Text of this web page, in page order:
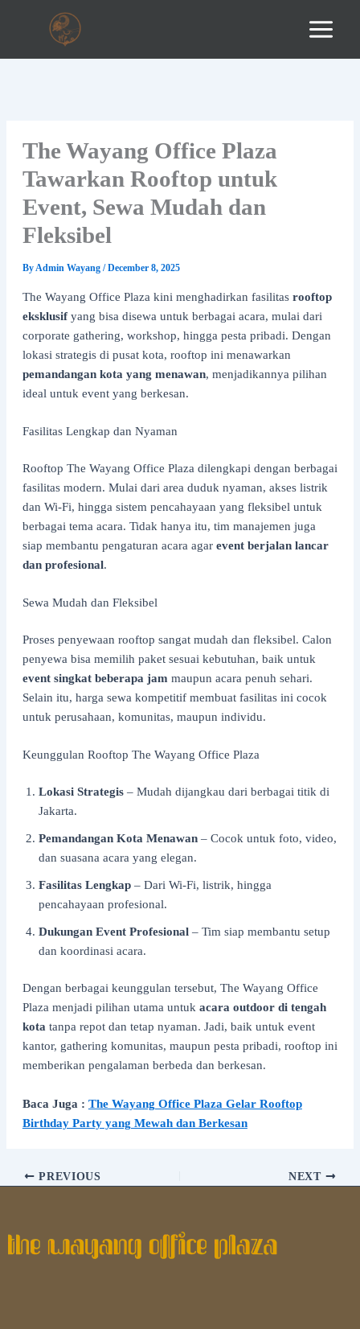
The Wayang Office Plaza
Tawarkan Rooftop untuk
Event, Sewa Mudah dan
Fleksibel
ByAdmin Wayang /December 8, 2025
The Wayang Office Plaza kini menghadirkan fasilitas rooftop
eksklusifyang bisa disewa untuk berbagai acara, mulai dari
corporate gathering, workshop, hingga pesta pribadi. Dengan
lokasi strategis di pusat kota, rooftop ini menawarkan
pemandangan kota yang menawan, menjadikannya pilihan
ideal untuk event yang berkesan.
Fasilitas Lengkap dan Nyaman
Rooftop The Wayang Office Plaza dilengkapi dengan berbagai
fasilitas modern. Mulai dari area duduk nyaman, akses listrik
dan Wi-Fi, hingga sistem pencahayaan yang fleksibel untuk
berbagai tema acara. Tidak hanya itu, tim manajemen juga
siap membantu pengaturan acara agar event berjalan lancar
dan profesional.
Sewa Mudah dan Fleksibel
Proses penyewaan rooftop sangat mudah dan fleksibel. Calon
penyewa bisa memilih paket sesuai kebutuhan, baik untuk
event singkat beberapa jam maupun acara penuh sehari.
Selain itu, harga sewa kompetitif membuat fasilitas ini cocok
untuk perusahaan, komunitas, maupun individu.
Keunggulan Rooftop The Wayang Office Plaza
Lokasi Strategis– Mudah dijangkau dari berbagai titik di
Jakarta.
Pemandangan Kota Menawan– Cocok untuk foto, video,
dan suasana acara yang elegan.
Fasilitas Lengkap– Dari Wi-Fi, listrik, hingga
pencahayaan profesional.
Dukungan Event Profesional– Tim siap membantu setup
dan koordinasi acara.
Dengan berbagai keunggulan tersebut, The Wayang Office
Plaza menjadi pilihan utama untuk acara outdoor di tengah
kota tanpa repot dan tetap nyaman. Jadi, baik untuk event
kantor, gathering komunitas, maupun pesta pribadi, rooftop ini
memberikan pengalaman berbeda dan berkesan.
Baca Juga : The Wayang Office Plaza Gelar Rooftop
Birthday Party yang Mewah dan Berkesan
PREVIOUS NEXT